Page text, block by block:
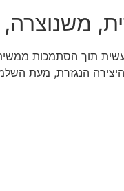
תוך הסתמכות
הנגזרת, מעת